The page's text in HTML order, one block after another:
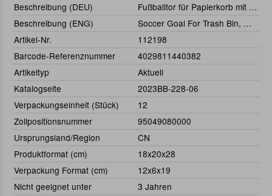
Beschreibung (DEU)
Fußballtor für Papierkorb mit Sound
Beschreibung (ENG)
Soccer Goal For Trash Bin, With Sound
Artikel-Nr.
112198
Barcode-Referenznummer
4029811440382
Artikeltyp
Aktuell
Katalogseite
2023BB-228-06
Verpackungseinheit (Stück)
12
Zollpositionsnummer
95049080000
Ursprungsland/Region
CN
Produktformat (cm)
18x20x28
Verpackung Format (cm)
12x6x19
Nicht geeignet unter
3 Jahren